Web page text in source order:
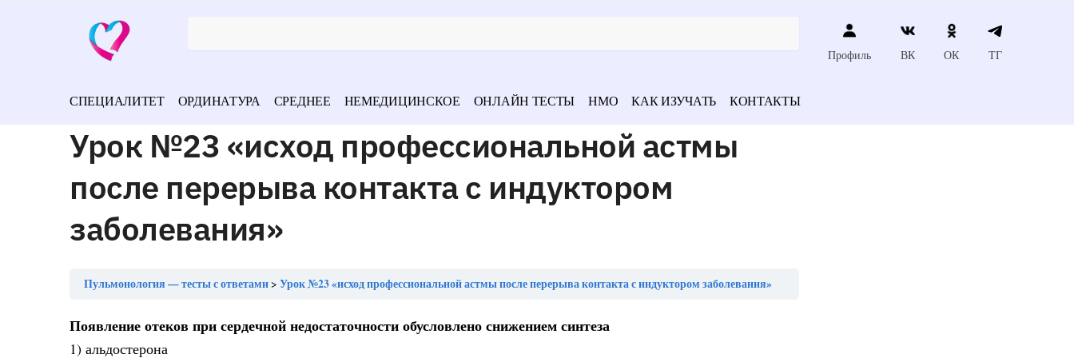
Профиль ВК ОК ТГ
СПЕЦИАЛИТЕТ ОРДИНАТУРА СРЕДНЕЕ НЕМЕДИЦИНСКОЕ ОНЛАЙН ТЕСТЫ НМО КАК ИЗУЧАТЬ КОНТАКТЫ
Урок №23 «исход профессиональной астмы
после перерыва контакта с индуктором
заболевания»
Пульмонология — тесты с ответами Урок №23 «исход профессиональной астмы после перерыва контакта с индуктором заболевания»
Появление отеков при сердечной недостаточности обусловлено снижением синтеза
1) альдостерона